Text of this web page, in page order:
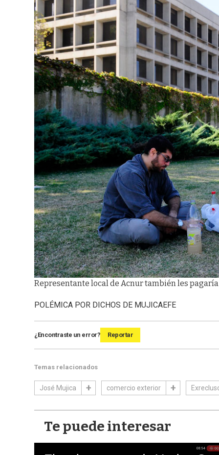
Representante local de Acnur también les
POLÉMICA POR DICHOS DE MUJICAEFE
¿Encontraste un error? Reportar
Temas relacionados
José Mujica comercio exterior
Te puede interesar